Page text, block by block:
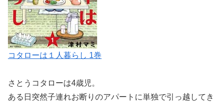
コタローは１人暮らし 1巻
さとうコタローは4歳児。
ある日突然子連れお断りのアパートに単独で引っ越してき